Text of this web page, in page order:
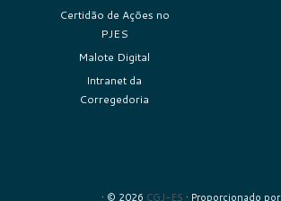
Certidão de Ações no
PJES
Malote Digital
Intranet da
Corregedoria
· © 2026 CGJ-ES · Proporcionado por